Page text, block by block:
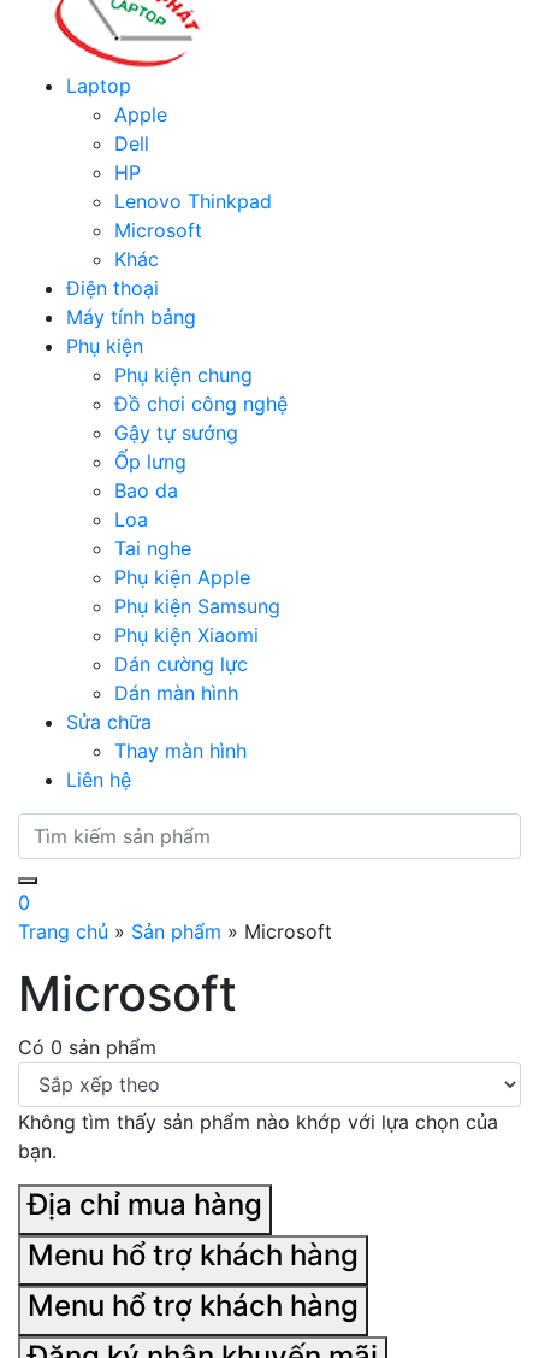
Laptop
Apple
Dell
HP
Lenovo Thinkpad
Microsoft
Khác
Điện thoại
Máy tính bảng
Phụ kiện
Phụ kiện chung
Đồ chơi công nghệ
Gậy tự sướng
Ốp lưng
Bao da
Loa
Tai nghe
Phụ kiện Apple
Phụ kiện Samsung
Phụ kiện Xiaomi
Dán cường lực
Dán màn hình
Sửa chữa
Thay màn hình
Liên hệ
0
Trang chủ » Sản phẩm » Microsoft
Microsoft
Có 0 sản phẩm
Không tìm thấy sản phẩm nào khớp với lựa chọn của
bạn.
Địa chỉ mua hàng
Menu hổ trợ khách hàng
Menu hổ trợ khách hàng